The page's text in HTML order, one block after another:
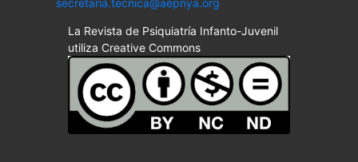
secretaria.tecnica@aepnya.org
La Revista de Psiquiatría Infanto-Juvenil
utiliza Creative Commons